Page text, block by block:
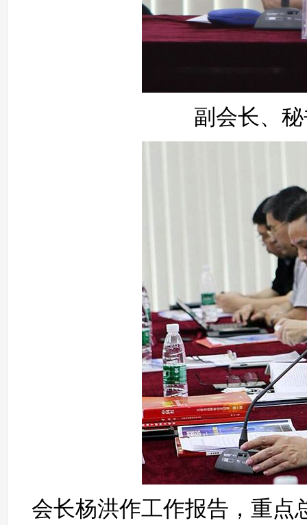
副会长、
会长杨洪作工作报告，重点